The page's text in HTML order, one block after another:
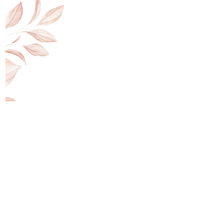
کمک به بهتر جذب شدن کرم های پوستی